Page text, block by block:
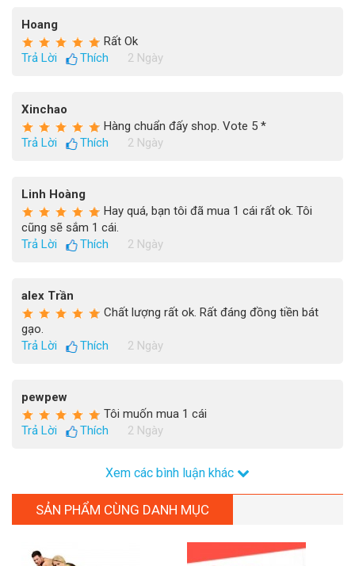
Hoang
Rất Ok
Trả Lời
Thích 2 Ngày
Xinchao
Hàng chuẩn đấy shop. Vote 5 *
Trả Lời
Thích 2 Ngày
Linh Hoàng
Hay quá, bạn tôi đã mua 1 cái rất ok. Tôi
cũng sẽ sắm 1 cái.
Trả Lời
Thích 2 Ngày
alex Trần
Chất lượng rất ok. Rất đáng đồng tiền bát
gạo.
Trả Lời
Thích 2 Ngày
pewpew
Tôi muốn mua 1 cái
Trả Lời
Thích 2 Ngày
Xem các bình luận khác
SẢN PHẨM CÙNG DANH MỤC